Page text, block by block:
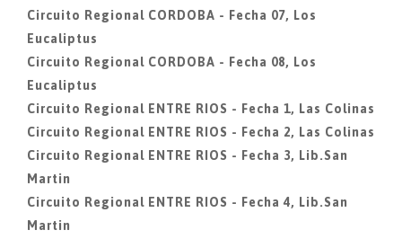
Circuito Regional CORDOBA - Fecha 07, Los
Eucaliptus
Circuito Regional CORDOBA - Fecha 08, Los
Eucaliptus
Circuito Regional ENTRE RIOS - Fecha 1, Las Colinas
Circuito Regional ENTRE RIOS - Fecha 2, Las Colinas
Circuito Regional ENTRE RIOS - Fecha 3, Lib.San
Martin
Circuito Regional ENTRE RIOS - Fecha 4, Lib.San
Martin